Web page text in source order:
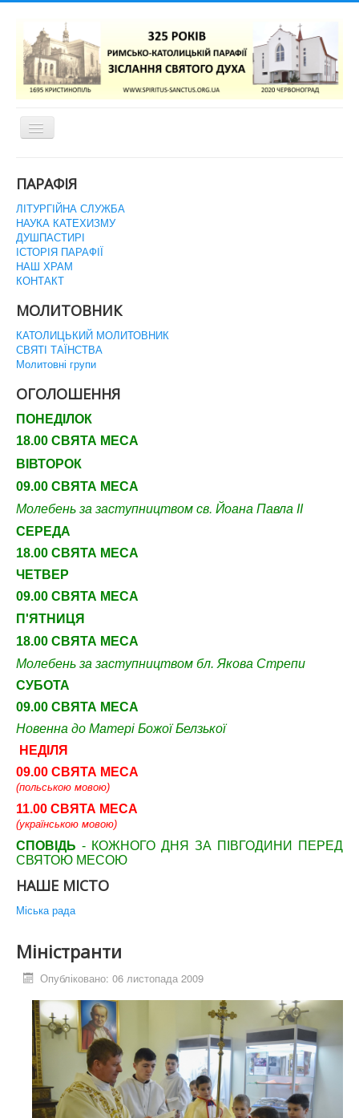
Перемикач
навігації
ПАРАФІЯ
ЛІТУРГІЙНА СЛУЖБА
НАУКА КАТЕХИЗМУ
ДУШПАСТИРІ
ІСТОРІЯ ПАРАФІЇ
НАШ ХРАМ
КОНТАКТ
МОЛИТОВНИК
КАТОЛИЦЬКИЙ МОЛИТОВНИК
СВЯТІ ТАЇНСТВА
Молитовні групи
ОГОЛОШЕННЯ
ПОНЕДІЛОК
18.00 СВЯТА МЕСА
ВІВТОРОК
09.00 СВЯТА МЕСА
Молебень за заступництвом св. Йоана Павла ІІ
СЕРЕДА
18.00 СВЯТА МЕСА
ЧЕТВЕР
09.00 СВЯТА МЕСА
П'ЯТНИЦЯ
18.00 СВЯТА МЕСА
Молебень за заступництвом бл. Якова Стрепи
СУБОТА
09.00 СВЯТА МЕСА
Новенна до Матері Божої Белзької
НЕДІЛЯ
09.00 СВЯТА МЕСА
(польською мовою)
11.00 СВЯТА МЕСА
(українською мовою)
СПОВІДЬ - КОЖНОГО ДНЯ ЗА ПІВГОДИНИ ПЕРЕД
СВЯТОЮ МЕСОЮ
НАШЕ МІСТО
Міська рада
Міністранти
Опубліковано: 06 листопада 2009